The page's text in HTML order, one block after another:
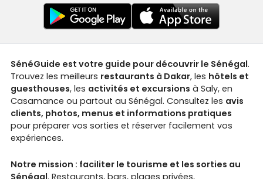
SénéGuide est votre guide pour découvrir le Sénégal.
Trouvez les meilleurs restaurants à Dakar, les hôtels et
guesthouses, les activités et excursions à Saly, en
Casamance ou partout au Sénégal. Consultez les avis
clients, photos, menus et informations pratiques
pour préparer vos sorties et réserver facilement vos
expériences.
Notre mission : faciliter le tourisme et les sorties au